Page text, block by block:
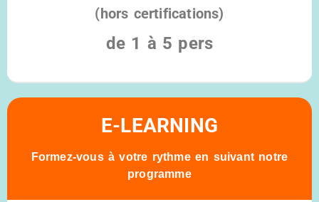
(hors certifications)
de 1 à 5 pers
E-LEARNING
Formez-vous à votre rythme en suivant notre
programme